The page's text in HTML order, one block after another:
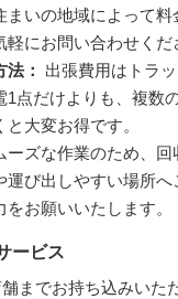
まいの地域によって
にお問い合わせくだ
：
出張費用はトラ
1点だけよりも、複数
大変お得です。
ーズな作業のため、
運び出しやすい場所へ
お願いいたします。
ービス
までお持ち込みいた